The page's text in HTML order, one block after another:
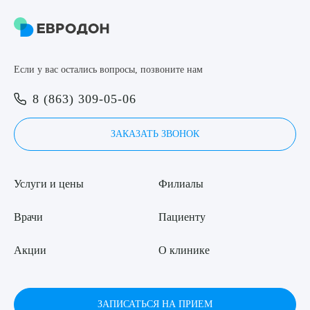
4 900 ₽
Если у вас остались вопросы, позвоните нам
8 (863) 309-05-06
ЗАКАЗАТЬ ЗВОНОК
Услуги и цены
Врачи
Акции
Филиалы
Пациенту
О клинике
ЗАПИСАТЬСЯ НА ПРИЕМ